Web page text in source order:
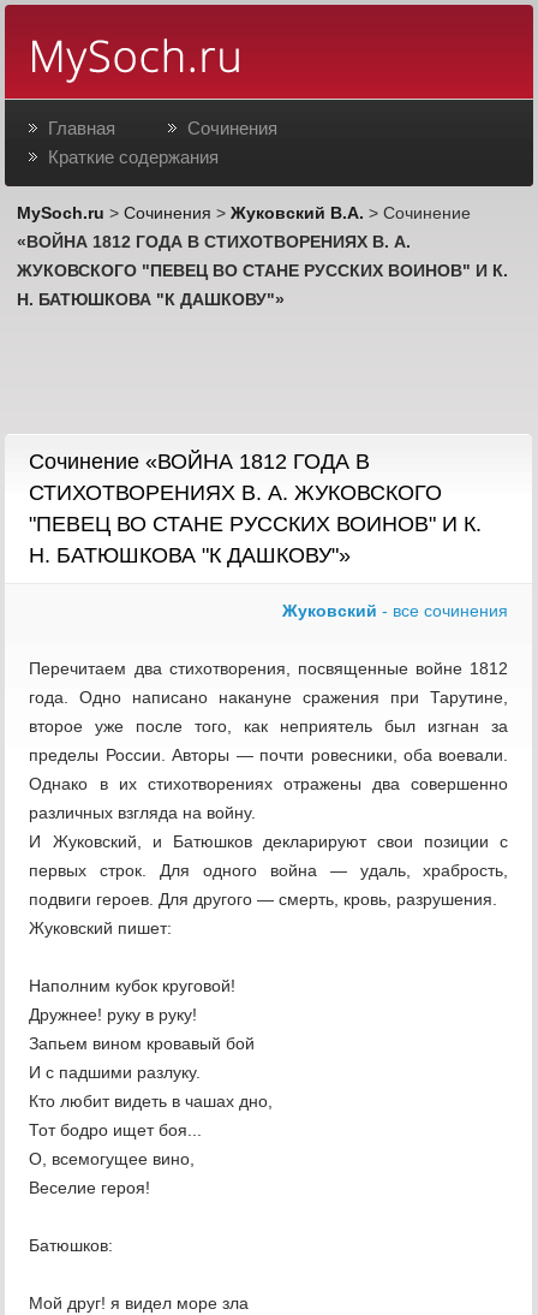
Главная
Сочинения
Краткие содержания
MySoch.ru >Сочинения >Жуковский В.А. > Сочинение
«ВОЙНА 1812 ГОДА В СТИХОТВОРЕНИЯХ В. А.
ЖУКОВСКОГО "ПЕВЕЦ ВО СТАНЕ РУССКИХ ВОИНОВ" И К.
Н. БАТЮШКОВА "К ДАШКОВУ"»
Сочинение «ВОЙНА 1812 ГОДА В
СТИХОТВОРЕНИЯХ В. А. ЖУКОВСКОГО
"ПЕВЕЦ ВО СТАНЕ РУССКИХ ВОИНОВ" И К.
Н. БАТЮШКОВА "К ДАШКОВУ"»
Жуковский - все сочинения
Перечитаем два стихотворения, посвященные войне 1812
года. Одно написано накануне сражения при Тарутине,
второе уже после того, как неприятель был изгнан за
пределы России. Авторы — почти ровесники, оба воевали.
Однако в их стихотворениях отражены два совершенно
различных взгляда на войну.
И Жуковский, и Батюшков декларируют свои позиции с
первых строк. Для одного война — удаль, храбрость,
подвиги героев. Для другого — смерть, кровь, разрушения.
Жуковский пишет:
Наполним кубок круговой!
Дружнее! руку в руку!
Запьем вином кровавый бой
И с падшими разлуку.
Кто любит видеть в чашах дно,
Тот бодро ищет боя...
О, всемогущее вино,
Веселие героя!
Батюшков:
Мой друг! я видел море зла